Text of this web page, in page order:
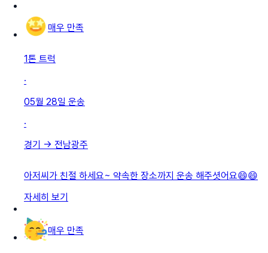
매우 만족
1톤 트럭
·
05월 28일 운송
·
경기 → 전남광주
아저씨가 친절 하세요~ 약속한 장소까지 운송 해주셧어요😄😄
자세히 보기
매우 만족